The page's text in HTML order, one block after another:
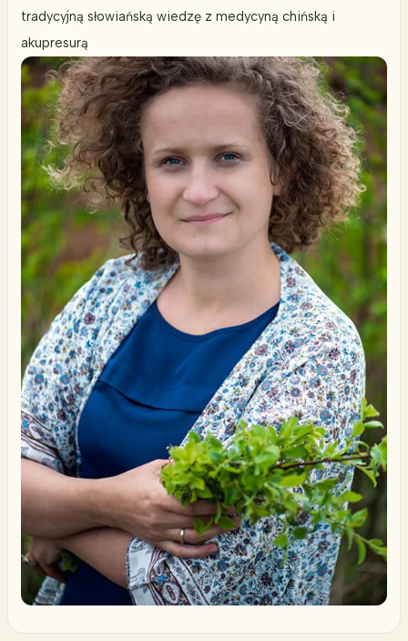
tradycyjną słowiańską wiedzę z medycyną chińską i
akupresurą